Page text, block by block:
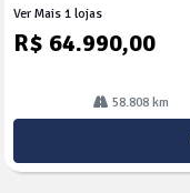
Ver Mais 1 lojas
R$ 64.990,00
58.808 km